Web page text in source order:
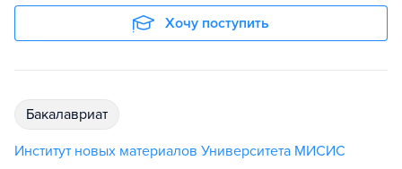
Хочу поступить
бакалавриат
Институт новых материалов Университета МИСИС